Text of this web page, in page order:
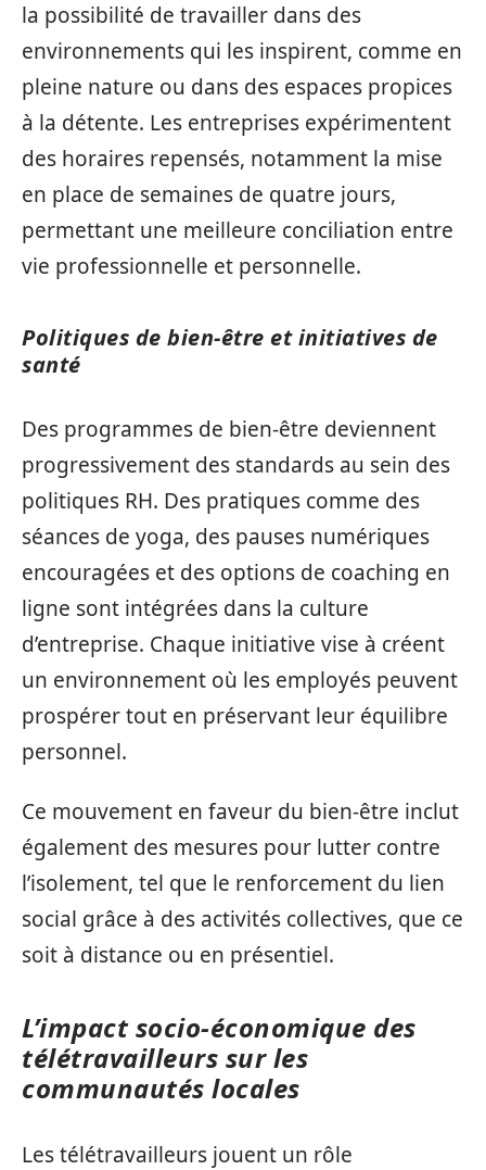
la possibilité de travailler dans des
environnements qui les inspirent, comme en
pleine nature ou dans des espaces propices
à la détente. Les entreprises expérimentent
des horaires repensés, notamment la mise
en place de semaines de quatre jours,
permettant une meilleure conciliation entre
vie professionnelle et personnelle.
Politiques de bien-être et initiatives de
santé
Des programmes de bien-être deviennent
progressivement des standards au sein des
politiques RH. Des pratiques comme des
séances de yoga, des pauses numériques
encouragées et des options de coaching en
ligne sont intégrées dans la culture
d’entreprise. Chaque initiative vise à créent
un environnement où les employés peuvent
prospérer tout en préservant leur équilibre
personnel.
Ce mouvement en faveur du bien-être inclut
également des mesures pour lutter contre
l’isolement, tel que le renforcement du lien
social grâce à des activités collectives, que ce
soit à distance ou en présentiel.
L’impact socio-économique des
télétravailleurs sur les
communautés locales
Les télétravailleurs jouent un rôle